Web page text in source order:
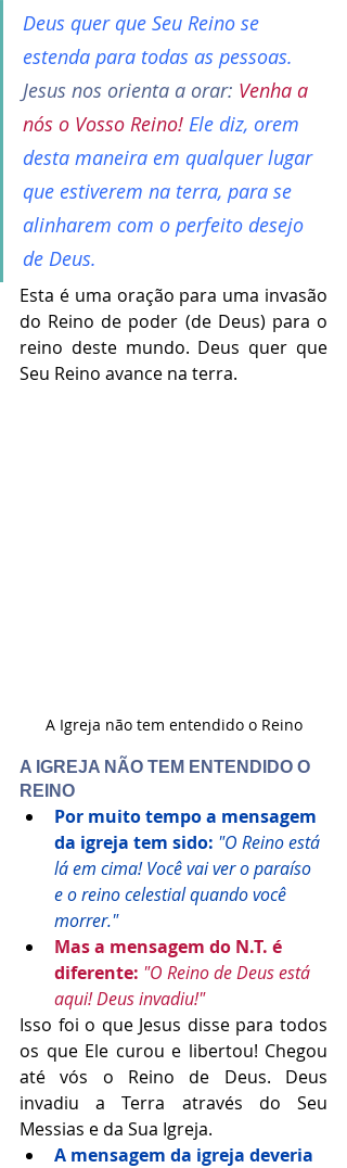
Deus quer que Seu Reino se
estenda para todas as pessoas.
Jesus nos orienta a orar: Venha a
nós o Vosso Reino! Ele diz, orem
desta maneira em qualquer lugar
que estiverem na terra, para se
alinharem com o perfeito desejo
de Deus.
Esta é uma oração para uma invasão
do Reino de poder (de Deus) para o
reino deste mundo. Deus quer que
Seu Reino avance na terra.
A Igreja não tem entendido o Reino
A IGREJA NÃO TEM ENTENDIDO O
REINO
Por muito tempo a mensagem
da igreja tem sido: "O Reino está
lá em cima! Você vai ver o paraíso
e o reino celestial quando você
morrer."
Mas a mensagem do N.T. é
diferente: "O Reino de Deus está
aqui! Deus invadiu!"
Isso foi o que Jesus disse para todos
os que Ele curou e libertou! Chegou
até vós o Reino de Deus. Deus
invadiu a Terra através do Seu
Messias e da Sua Igreja.
A mensagem da igreja deveria